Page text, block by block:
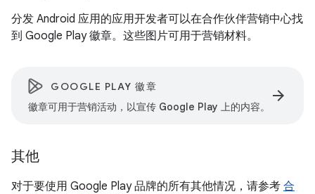
分发 Android 应用的应用开发者可以在合作伙伴营销中心找
到 Google Play 徽章。这些图片可用于营销材料。
GOOGLE PLAY 徽章
徽章可用于营销活动，以宣传 Google Play 上的内容。
arrow_forward
其他
对于要使用 Google Play 品牌的所有其他情况，请参考 合